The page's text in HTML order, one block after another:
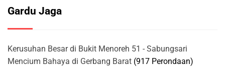
Gardu Jaga
Kerusuhan Besar di Bukit Menoreh 51 - Sabungsari
Mencium Bahaya di Gerbang Barat (917 Perondaan)